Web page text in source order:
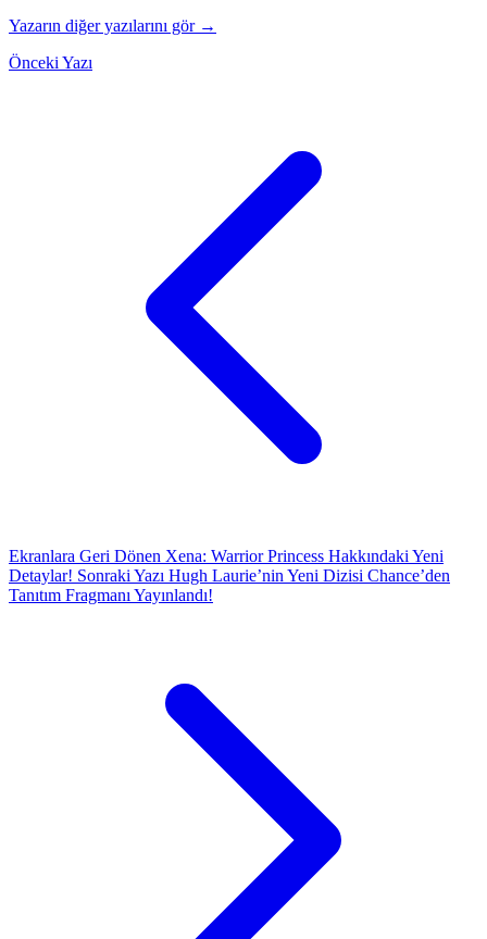
Yazarın diğer yazılarını gör →
Önceki Yazı
Ekranlara Geri Dönen Xena: Warrior Princess Hakkındaki Yeni
Detaylar! Sonraki Yazı Hugh Laurie’nin Yeni Dizisi Chance’den
Tanıtım Fragmanı Yayınlandı!